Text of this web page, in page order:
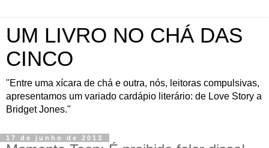
UM LIVRO NO CHÁ DAS
CINCO
"Entre uma xícara de chá e outra, nós, leitoras compulsivas,
apresentamos um variado cardápio literário: de Love Story a
Bridget Jones."
17 de junho de 2013